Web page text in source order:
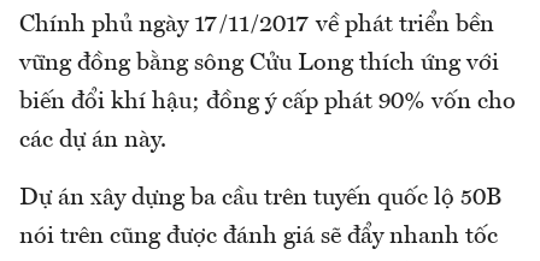
Chính phủ ngày 17/11/2017 về phát triển bền
vững đồng bằng sông Cửu Long thích ứng với
biến đổi khí hậu; đồng ý cấp phát 90% vốn cho
các dự án này.
Dự án xây dựng ba cầu trên tuyến quốc lộ 50B
nói trên cũng được đánh giá sẽ đẩy nhanh tốc